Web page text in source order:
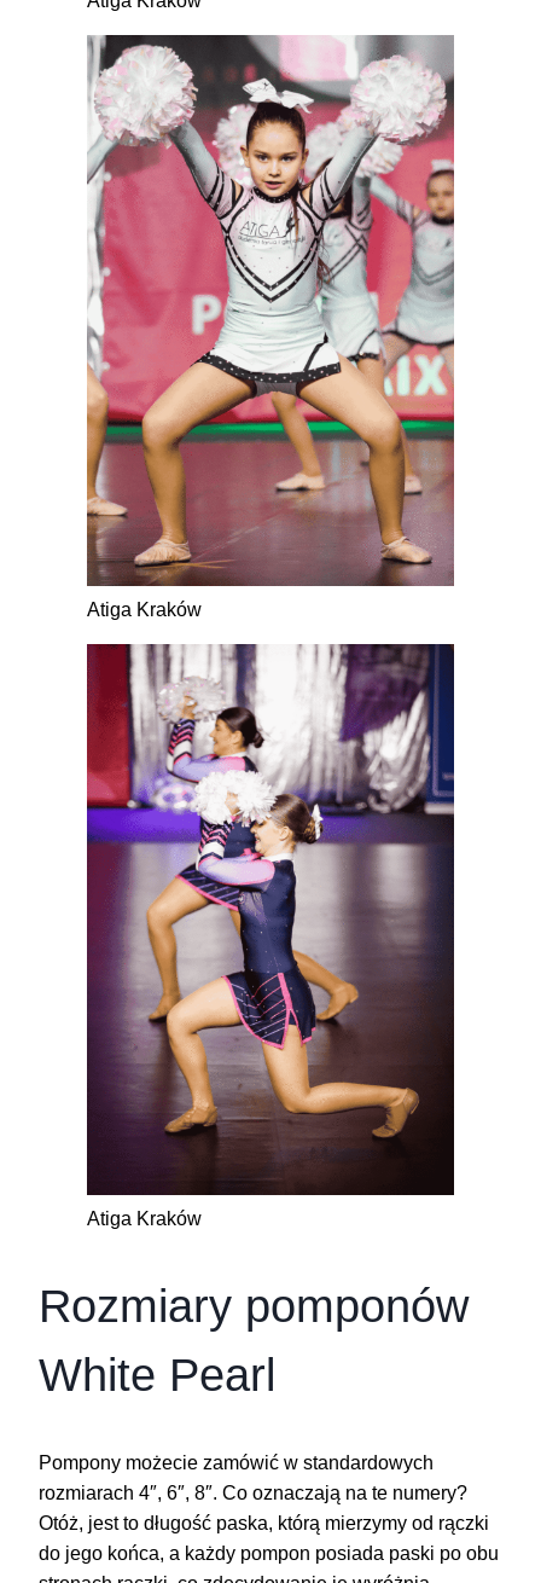
Atiga Kraków
Atiga Kraków
Rozmiary pomponów
White Pearl
Pompony możecie zamówić w standardowych
rozmiarach 4″, 6″, 8″. Co oznaczają na te numery?
Otóż, jest to długość paska, którą mierzymy od rączki
do jego końca, a każdy pompon posiada paski po obu